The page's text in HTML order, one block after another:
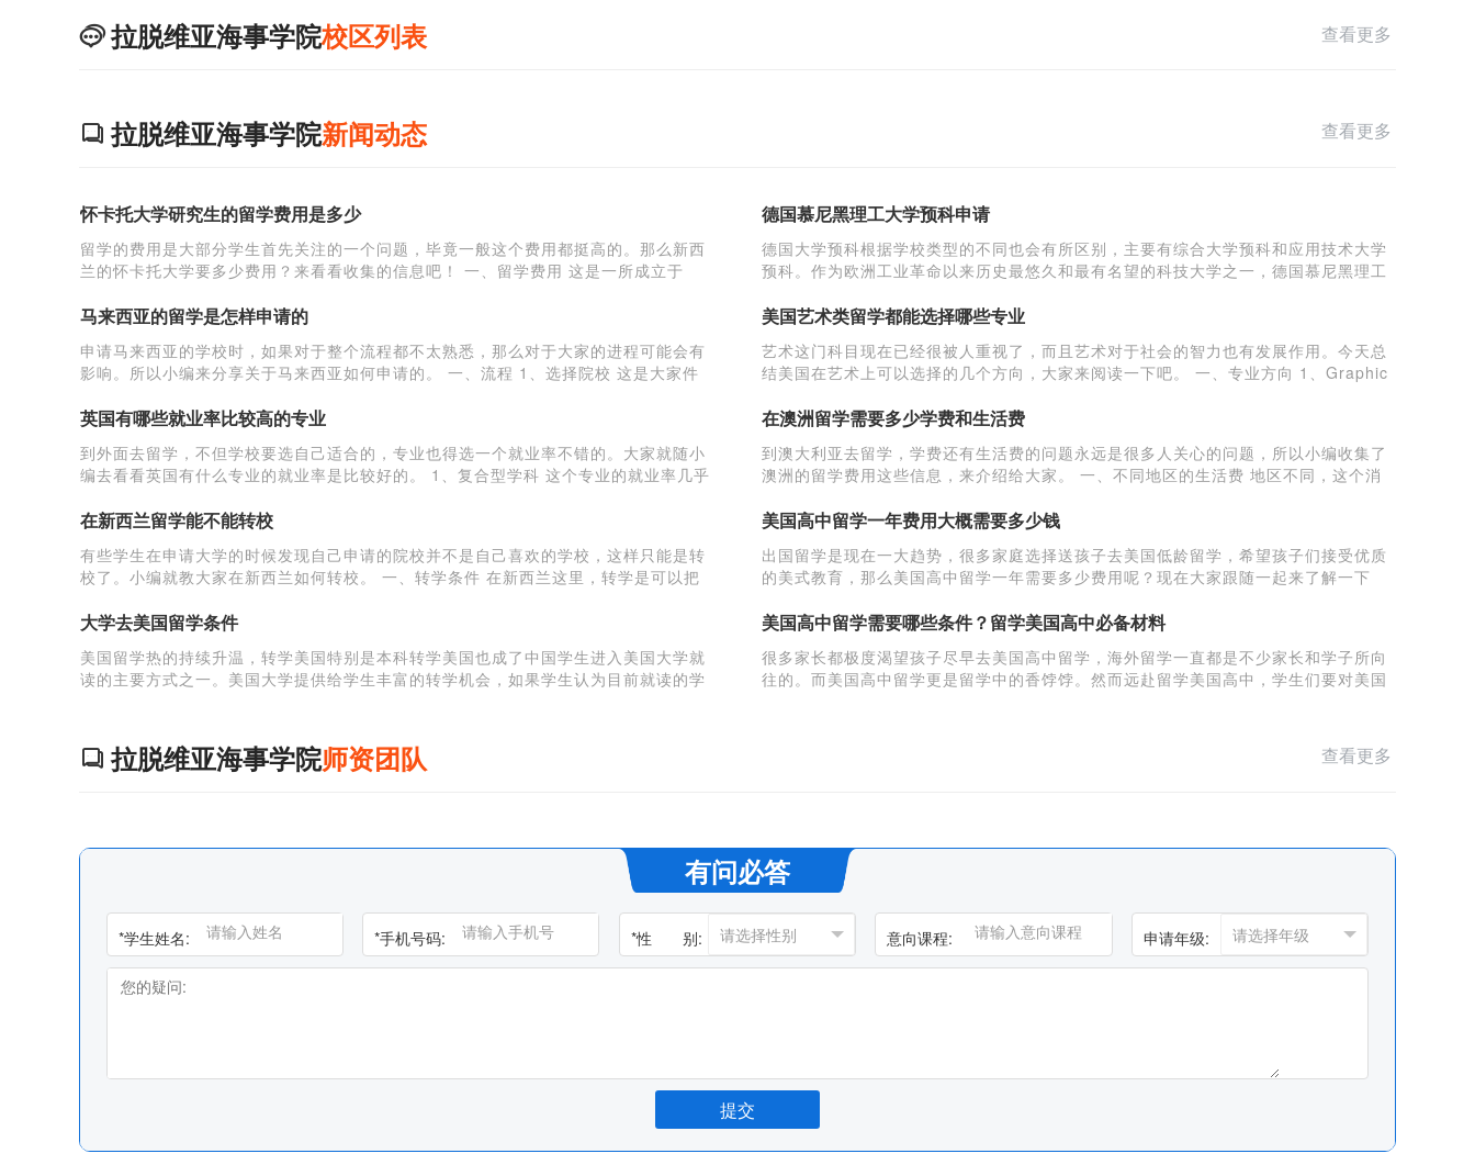
 拉脱维亚海事学院校区列表 查看更多
 拉脱维亚海事学院新闻动态 查看更多
怀卡托大学研究生的留学费用是多少
留学的费用是大部分学生首先关注的一个问题，毕竟一般这个费用都挺高的。那么新西
兰的怀卡托大学要多少费用？来看看收集的信息吧！ 一、留学费用 这是一所成立于
德国慕尼黑理工大学预科申请
德国大学预科根据学校类型的不同也会有所区别，主要有综合大学预科和应用技术大学
预科。作为欧洲工业革命以来历史最悠久和最有名望的科技大学之一，德国慕尼黑理工
马来西亚的留学是怎样申请的
申请马来西亚的学校时，如果对于整个流程都不太熟悉，那么对于大家的进程可能会有
影响。所以小编来分享关于马来西亚如何申请的。 一、流程 1、选择院校 这是大家件
美国艺术类留学都能选择哪些专业
艺术这门科目现在已经很被人重视了，而且艺术对于社会的智力也有发展作用。今天总
结美国在艺术上可以选择的几个方向，大家来阅读一下吧。 一、专业方向 1、Graphic
英国有哪些就业率比较高的专业
到外面去留学，不但学校要选自己适合的，专业也得选一个就业率不错的。大家就随小
编去看看英国有什么专业的就业率是比较好的。 1、复合型学科 这个专业的就业率几乎
在澳洲留学需要多少学费和生活费
到澳大利亚去留学，学费还有生活费的问题永远是很多人关心的问题，所以小编收集了
澳洲的留学费用这些信息，来介绍给大家。 一、不同地区的生活费 地区不同，这个消
在新西兰留学能不能转校
有些学生在申请大学的时候发现自己申请的院校并不是自己喜欢的学校，这样只能是转
校了。小编就教大家在新西兰如何转校。 一、转学条件 在新西兰这里，转学是可以把
美国高中留学一年费用大概需要多少钱
出国留学是现在一大趋势，很多家庭选择送孩子去美国低龄留学，希望孩子们接受优质
的美式教育，那么美国高中留学一年需要多少费用呢？现在大家跟随一起来了解一下
大学去美国留学条件
美国留学热的持续升温，转学美国特别是本科转学美国也成了中国学生进入美国大学就
读的主要方式之一。美国大学提供给学生丰富的转学机会，如果学生认为目前就读的学
美国高中留学需要哪些条件？留学美国高中必备材料
很多家长都极度渴望孩子尽早去美国高中留学，海外留学一直都是不少家长和学子所向
往的。而美国高中留学更是留学中的香饽饽。然而远赴留学美国高中，学生们要对美国
 拉脱维亚海事学院师资团队 查看更多
有问必答
*学生姓名: *手机号码: *性 别: 意向课程: 申请年级: